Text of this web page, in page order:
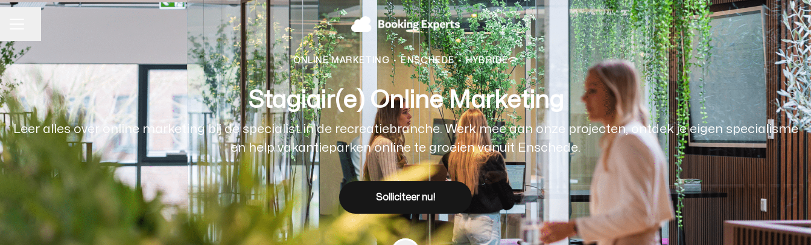
ONLINE MARKETING · ENSCHEDE · HYBRIDE
Stagiair(e) Online Marketing
Leer alles over online marketing bij de specialist in de recreatiebranche. Werk mee aan onze projecten, ontdek je eigen specialisme
en help vakantieparken online te groeien vanuit Enschede.
Solliciteer nu!